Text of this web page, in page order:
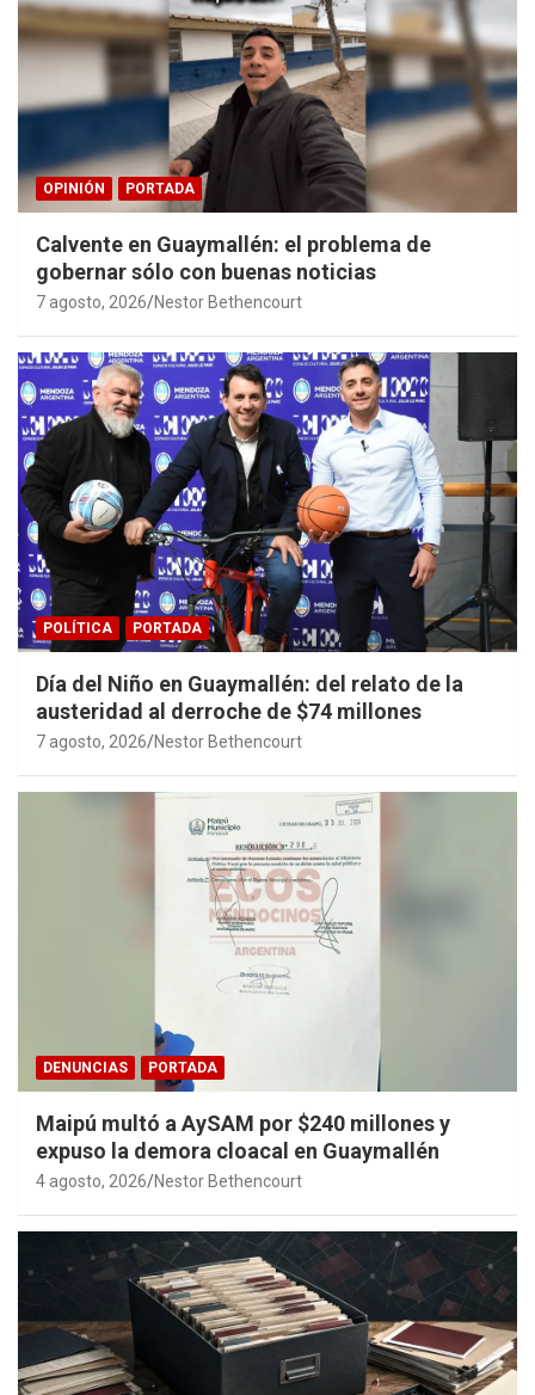
OPINIÓN PORTADA
Calvente en Guaymallén: el problema de
gobernar sólo con buenas noticias
7 agosto, 2026 Nestor Bethencourt
POLÍTICA PORTADA
Día del Niño en Guaymallén: del relato de la
austeridad al derroche de $74 millones
7 agosto, 2026 Nestor Bethencourt
DENUNCIAS PORTADA
Maipú multó a AySAM por $240 millones y
expuso la demora cloacal en Guaymallén
4 agosto, 2026 Nestor Bethencourt